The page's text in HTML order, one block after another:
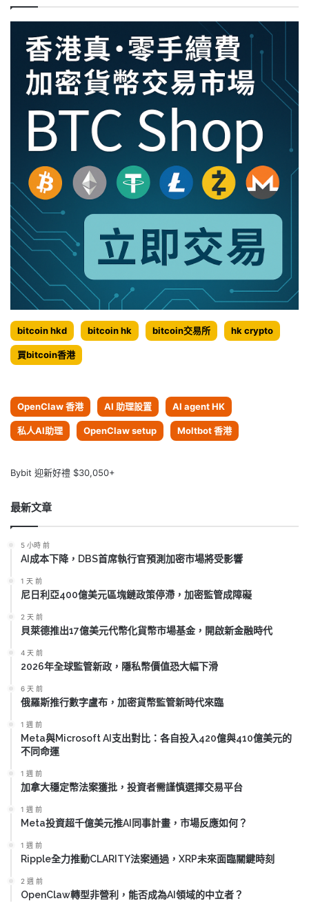
bitcoin hkd bitcoin hk bitcoin交易所 hk crypto
買bitcoin香港
OpenClaw 香港 AI 助理設置 AI agent HK
私人AI助理 OpenClaw setup Moltbot 香港
Bybit 迎新好禮 $30,050+
最新文章
5 小時 前
AI成本下降，DBS首席執行官預測加密市場將受影響
1 天 前
尼日利亞400億美元區塊鏈政策停滯，加密監管成障礙
2 天 前
貝萊德推出17億美元代幣化貨幣市場基金，開啟新金融時代
4 天 前
2026年全球監管新政，隱私幣價值恐大幅下滑
6 天 前
俄羅斯推行數字盧布，加密貨幣監管新時代來臨
1 週 前
Meta與Microsoft AI支出對比：各自投入420億與410億美元的
不同命運
1 週 前
加拿大穩定幣法案獲批，投資者需謹慎選擇交易平台
1 週 前
Meta投資超千億美元推AI同事計畫，市場反應如何？
1 週 前
Ripple全力推動CLARITY法案通過，XRP未來面臨關鍵時刻
2 週 前
OpenClaw轉型非營利，能否成為AI領域的中立者？